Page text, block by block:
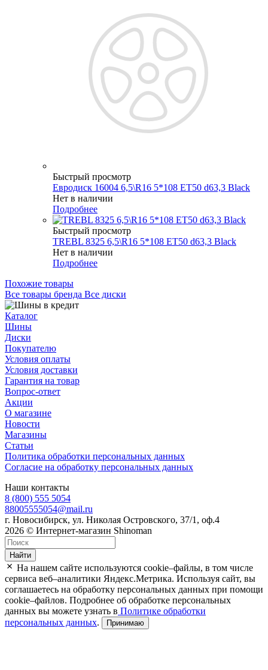
Быстрый просмотр
Евродиск 16004 6,5\R16 5*108 ET50 d63,3 Black
Нет в наличии
Подробнее
Быстрый просмотр
TREBL 8325 6,5\R16 5*108 ET50 d63,3 Black
Нет в наличии
Подробнее
Похожие товары
Все товары бренда Все диски
Каталог
Шины
Диски
Покупателю
Условия оплаты
Условия доставки
Гарантия на товар
Вопрос-ответ
Акции
О магазине
Новости
Магазины
Статьи
Политика обработки персональных данных
Согласие на обработку персональных данных
Наши контакты
8 (800) 555 5054
88005555054@mail.ru
г. Новосибирск, ул. Николая Островского, 37/1, оф.4
2026 © Интернет-магазин Shinoman
Найти
На нашем сайте используются cookie–файлы, в том числе
сервиса веб–аналитики Яндекс.Метрика. Используя сайт, вы
соглашаетесь на обработку персональных данных при помощи
cookie–файлов. Подробнее об обработке персональных
данных вы можете узнать в Политике обработки
персональных данных. Принимаю